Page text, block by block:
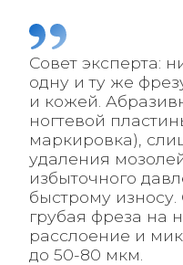
Совет эксперта:
одну и ту же
и кожей.
ногтевой
маркировка),
удаления
избыточного
быстрому
грубая фреза на
расслоение и
до 50-80 мкм.